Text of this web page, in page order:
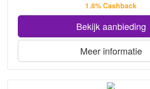
1.8% Cashback
Bekijk aanbieding
Meer informatie